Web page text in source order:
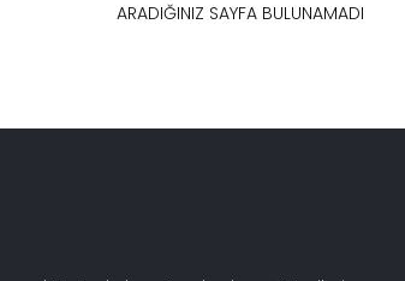
ARADIĞINIZ SAYFA BULUNAMADI